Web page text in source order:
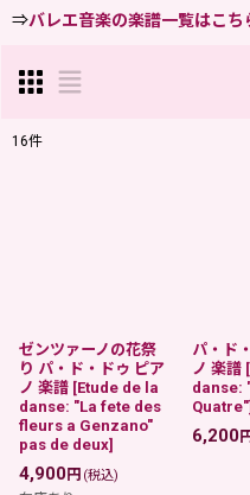
⇒バレエ音楽の楽譜一覧はこち
16件
ゼンツァーノの花祭
り パ・ド・ドゥ ピア
ノ 楽譜 [Etude de la
danse: "La fete des
fleurs a Genzano"
pas de deux]
4,900円 (税込)
パ・ド
ノ 楽譜 [
danse:
Quatre"]
6,200